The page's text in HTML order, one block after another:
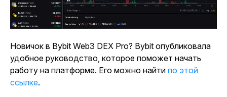
Новичок в Bybit Web3 DEX Pro? Bybit опубликовала
удобное руководство, которое поможет начать
работу на платформе. Его можно найти по этой
ссылке.